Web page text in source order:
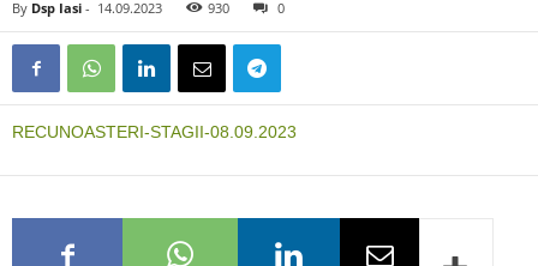
By Dsp Iasi - 14.09.2023 930 0
RECUNOASTERI-STAGII-08.09.2023